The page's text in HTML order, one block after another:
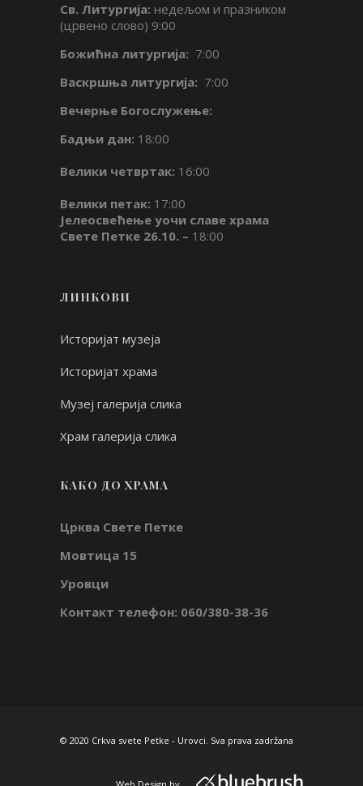
Св. Литургија: недељом и празником
(црвено слово) 9:00
Божићна литургија: 7:00
Васкршња литургија: 7:00
Вечерње Богослужење:
Бадњи дан: 18:00
Велики четвртак: 16:00
Велики петак: 17:00
Јелеосвећење уочи славе храма
Свете Петке 26.10. – 18:00
ЛИНКОВИ
Историјат музеја
Историјат храма
Музеј галерија слика
Храм галерија слика
КАКО ДО ХРАМА
Црква Свете Петке
Мовтица 15
Уровци
Контакт телефон: 060/380-38-36
© 2020 Crkva svete Petke - Urovci. Sva prava zadržana